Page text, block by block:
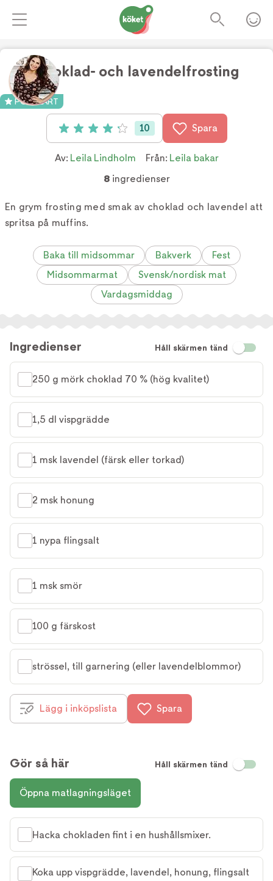
Choklad- och lavendelfrosting
POPULÄRT
Betyg: 4.2 av 5 (10 röster)
10 Spara
Av: Leila Lindholm Från: Leila bakar
8ingredienser
En grym frosting med smak av choklad och lavendel att
spritsa på muffins.
Baka till midsommar Bakverk
Fest
Midsommarmat
Svensk/nordisk mat
Vardagsmiddag
Ingredienser Håll skärmen tänd
250 g mörk choklad 70 % (hög kvalitet)
1,5 dl vispgrädde
1 msk lavendel (färsk eller torkad)
2 msk honung
1 nypa flingsalt
1 msk smör
100 g färskost
strössel, till garnering (eller lavendelblommor)
Lägg i inköpslista Spara
Gör så här Håll skärmen tänd
Öppna matlagningsläget
Hacka chokladen fint i en hushållsmixer.
Koka upp vispgrädde, lavendel, honung, flingsalt